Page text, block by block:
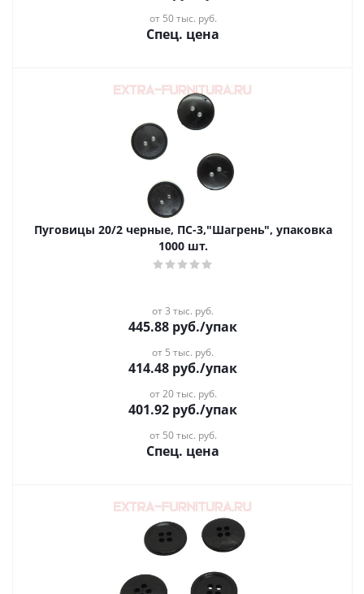
от 50 тыс. руб.
Спец. цена
Пуговицы 20/2 черные, ПС-3,"Шагрень", упаковка
1000 шт.
от 3 тыс. руб.
445.88 руб./упак
от 5 тыс. руб.
414.48 руб./упак
от 20 тыс. руб.
401.92 руб./упак
от 50 тыс. руб.
Спец. цена